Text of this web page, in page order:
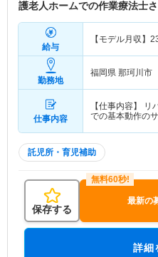
護老人ホームでの作業療法士
給与
【モデル月収】
勤務地
福岡県 那珂川市
仕事内容
【仕事内容】
での基本動作の
託児所・育児補助
保存する
最新の
詳細